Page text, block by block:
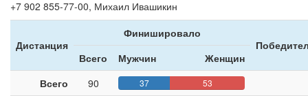
+7 902 855-77-00, Михаил Ивашикин
Дистанция
Финишировало
Всего
Мужчин
Женщин
Всего
90 37 53